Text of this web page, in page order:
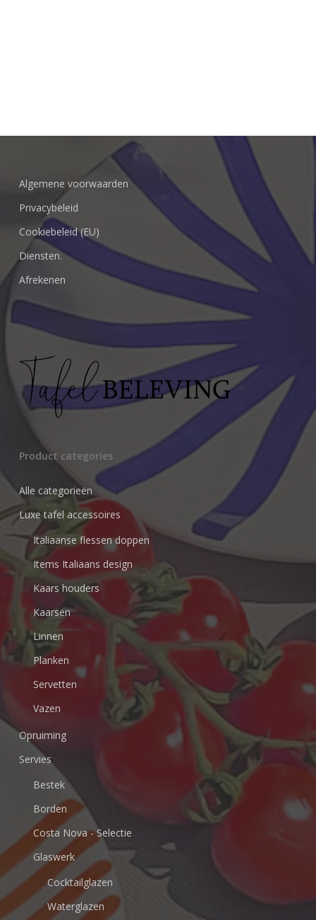
Algemene voorwaarden
Privacybeleid
Cookiebeleid (EU)
Diensten.
Afrekenen
Product categories
Alle categorieën
Luxe tafel accessoires
Italiaanse flessen doppen
Items Italiaans design
Kaars houders
Kaarsen
Linnen
Planken
Servetten
Vazen
Opruiming
Servies
Bestek
Borden
Costa Nova - Selectie
Glaswerk
Cocktailglazen
Waterglazen